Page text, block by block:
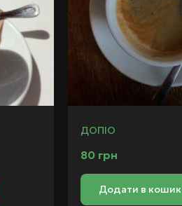
ДОПІО
80 грн
Додати в кошик